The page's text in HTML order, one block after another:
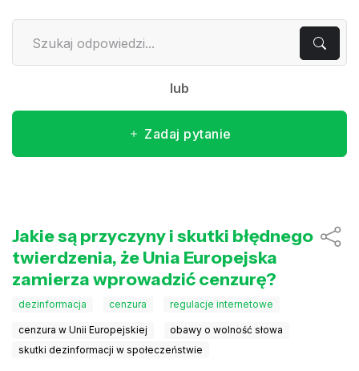
lub
Zadaj pytanie
Jakie są przyczyny i skutki błędnego
twierdzenia, że Unia Europejska
zamierza wprowadzić cenzurę?
dezinformacja cenzura regulacje internetowe
cenzura w Unii Europejskiej
obawy o wolność słowa
skutki dezinformacji w społeczeństwie